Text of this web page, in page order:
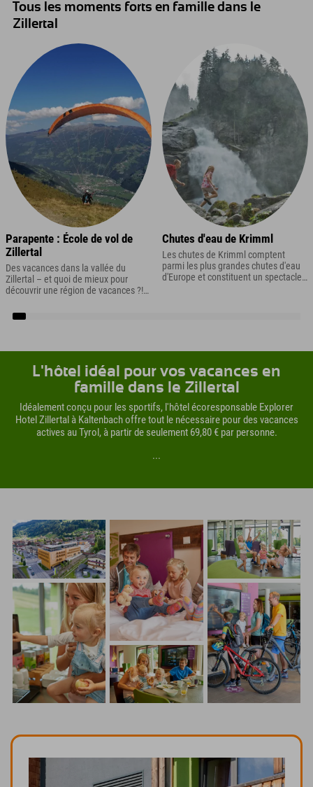
Tous les moments forts en famille dans le
Zillertal
Parapente : École de vol de
Zillertal
Des vacances dans la vallée du
Zillertal – et quoi de mieux pour
découvrir une région de vacances ?!
Chutes d'eau de Krimml
Les chutes de Krimml comptent
parmi les plus grandes chutes d'eau
d'Europe et constituent un spectacle
L'hôtel idéal pour vos vacances en
famille dans le Zillertal
Idéalement conçu pour les sportifs, l'hôtel écoresponsable Explorer
Hotel Zillertal à Kaltenbach offre tout le nécessaire pour des vacances
actives au Tyrol, à partir de seulement 69,80 € par personne.
...